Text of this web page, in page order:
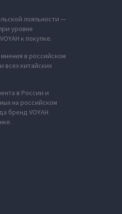
лояльности —
уровне
к покупке.
в российском
всех китайских
в России и
на российском
бренд VOYAH